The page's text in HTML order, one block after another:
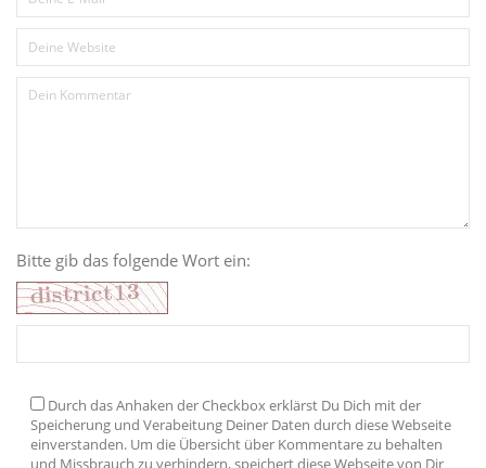
Bitte gib das folgende Wort ein:
Durch das Anhaken der Checkbox erklärst Du Dich mit der
Speicherung und Verabeitung Deiner Daten durch diese Webseite
einverstanden. Um die Übersicht über Kommentare zu behalten
und Missbrauch zu verhindern, speichert diese Webseite von Dir